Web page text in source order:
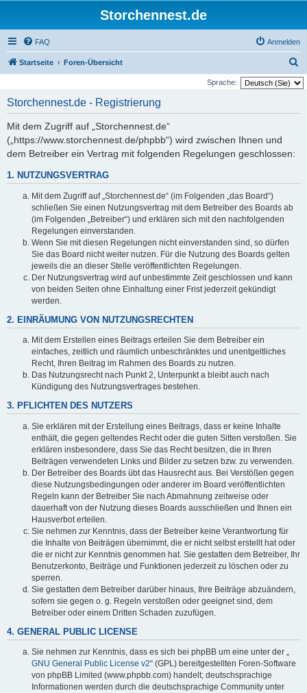
Storchennest.de
FAQ Anmelden
Startseite Foren-Übersicht
u
Sprache:
Storchennest.de - Registrierung
Mit dem Zugriff auf „Storchennest.de“
(„https://www.storchennest.de/phpbb“) wird zwischen Ihnen und
dem Betreiber ein Vertrag mit folgenden Regelungen geschlossen:
1. NUTZUNGSVERTRAG
Mit dem Zugriff auf „Storchennest.de“ (im Folgenden „das Board“)
schließen Sie einen Nutzungsvertrag mit dem Betreiber des Boards ab
(im Folgenden „Betreiber“) und erklären sich mit den nachfolgenden
Regelungen einverstanden.
Wenn Sie mit diesen Regelungen nicht einverstanden sind, so dürfen
Sie das Board nicht weiter nutzen. Für die Nutzung des Boards gelten
jeweils die an dieser Stelle veröffentlichten Regelungen.
Der Nutzungsvertrag wird auf unbestimmte Zeit geschlossen und kann
von beiden Seiten ohne Einhaltung einer Frist jederzeit gekündigt
werden.
2. EINRÄUMUNG VON NUTZUNGSRECHTEN
Mit dem Erstellen eines Beitrags erteilen Sie dem Betreiber ein
einfaches, zeitlich und räumlich unbeschränktes und unentgeltliches
Recht, Ihren Beitrag im Rahmen des Boards zu nutzen.
Das Nutzungsrecht nach Punkt 2, Unterpunkt a bleibt auch nach
Kündigung des Nutzungsvertrages bestehen.
3. PFLICHTEN DES NUTZERS
Sie erklären mit der Erstellung eines Beitrags, dass er keine Inhalte
enthält, die gegen geltendes Recht oder die guten Sitten verstoßen. Sie
erklären insbesondere, dass Sie das Recht besitzen, die in Ihren
Beiträgen verwendeten Links und Bilder zu setzen bzw. zu verwenden.
Der Betreiber des Boards übt das Hausrecht aus. Bei Verstößen gegen
diese Nutzungsbedingungen oder anderer im Board veröffentlichten
Regeln kann der Betreiber Sie nach Abmahnung zeitweise oder
dauerhaft von der Nutzung dieses Boards ausschließen und Ihnen ein
Hausverbot erteilen.
Sie nehmen zur Kenntnis, dass der Betreiber keine Verantwortung für
die Inhalte von Beiträgen übernimmt, die er nicht selbst erstellt hat oder
die er nicht zur Kenntnis genommen hat. Sie gestatten dem Betreiber, Ihr
Benutzerkonto, Beiträge und Funktionen jederzeit zu löschen oder zu
sperren.
Sie gestatten dem Betreiber darüber hinaus, Ihre Beiträge abzuändern,
sofern sie gegen o. g. Regeln verstoßen oder geeignet sind, dem
Betreiber oder einem Dritten Schaden zuzufügen.
4. GENERAL PUBLIC LICENSE
Sie nehmen zur Kenntnis, dass es sich bei phpBB um eine unter der „
GNU General Public License v2“ (GPL) bereitgestellten Foren-Software
von phpBB Limited (www.phpbb.com) handelt; deutschsprachige
Informationen werden durch die deutschsprachige Community unter